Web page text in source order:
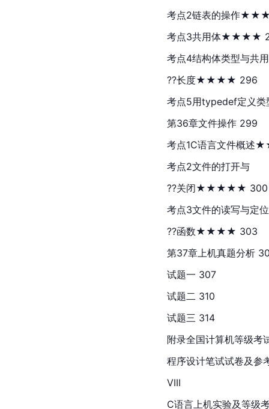
考点2链表的操作
考点3共用体★★★★
考点4结构体类型与共
??长度★★★★ 296
考点5用typedef定义
第36章文件操作 299
考点1C语言文件概述
考点2文件的打开与
??关闭★★★★★ 300
考点3文件的读写与定位
??函数★★★★ 303
第37章上机真题分析
试题一 307
试题二 310
试题三 314
附录全国计算机等级考
程序设计笔试试卷及参
VIII
C语言上机实验及等级